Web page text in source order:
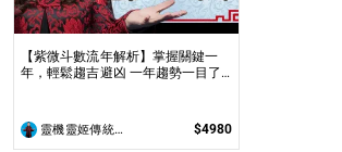
【紫微斗數流年解析】掌握關鍵一
年，輕鬆趨吉避凶 一年趨勢一目了
靈機靈姬傳統文化學院 $4980